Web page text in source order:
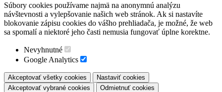
Súbory cookies používame najmä na anonymnú analýzu
návštevnosti a vylepšovanie našich web stránok. Ak si nastavíte
blokovanie zápisu cookies do vášho prehliadača, je možné, že web
sa spomalí a niektoré jeho časti nemusia fungovať úplne korektne.
Nevyhnutné
Google Analytics